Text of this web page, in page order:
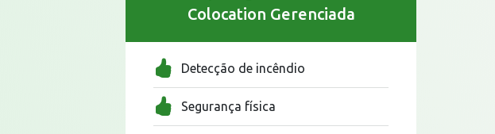
Colocation Gerenciada
Detecção de incêndio
Segurança física